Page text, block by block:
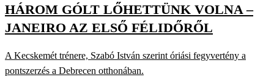
HÁROM GÓLT LŐHETTÜNK VOLNA –
JANEIRO AZ ELSŐ FÉLIDŐRŐL
A Kecskemét trénere, Szabó István szerint óriási fegyvertény a
pontszerzés a Debrecen otthonában.